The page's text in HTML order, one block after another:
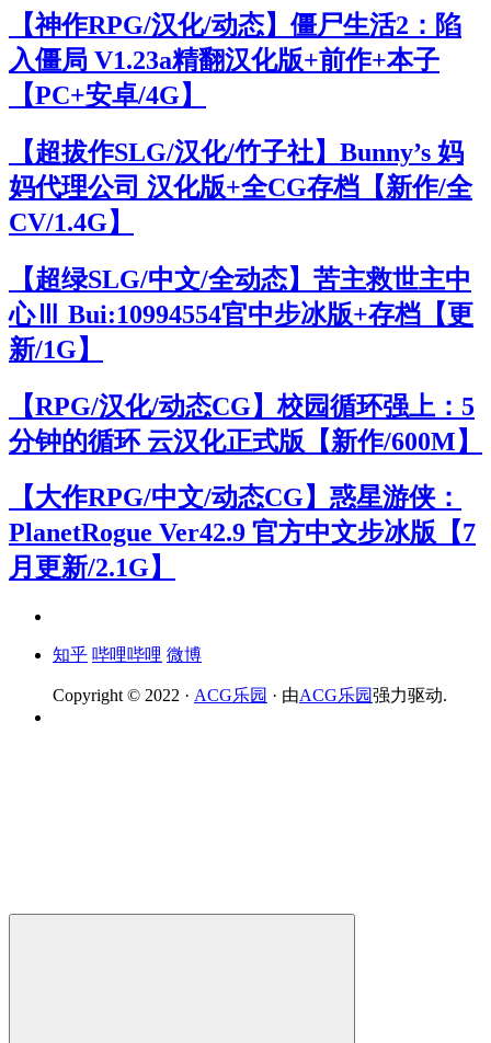
【神作RPG/汉化/动态】僵尸生活2：陷
入僵局 V1.23a精翻汉化版+前作+本子
【PC+安卓/4G】
【超拔作SLG/汉化/竹子社】Bunny’s 妈
妈代理公司 汉化版+全CG存档【新作/全
CV/1.4G】
【超绿SLG/中文/全动态】苦主救世主中
心Ⅲ Bui:10994554官中步冰版+存档【更
新/1G】
【RPG/汉化/动态CG】校园循环强上：5
分钟的循环 云汉化正式版【新作/600M】
【大作RPG/中文/动态CG】惑星游侠：
PlanetRogue Ver42.9 官方中文步冰版【7
月更新/2.1G】
知乎 哔哩哔哩 微博
Copyright © 2022 · ACG乐园 · 由ACG乐园强力驱动.